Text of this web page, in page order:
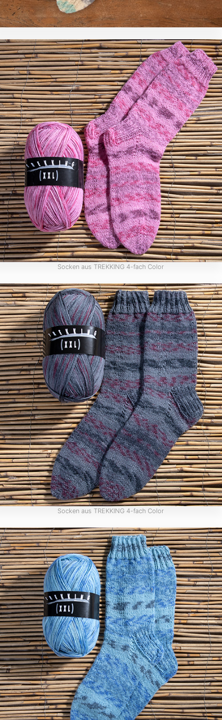
Socken aus TREKKING 4-fach Color
Socken aus TREKKING 4-fach Color